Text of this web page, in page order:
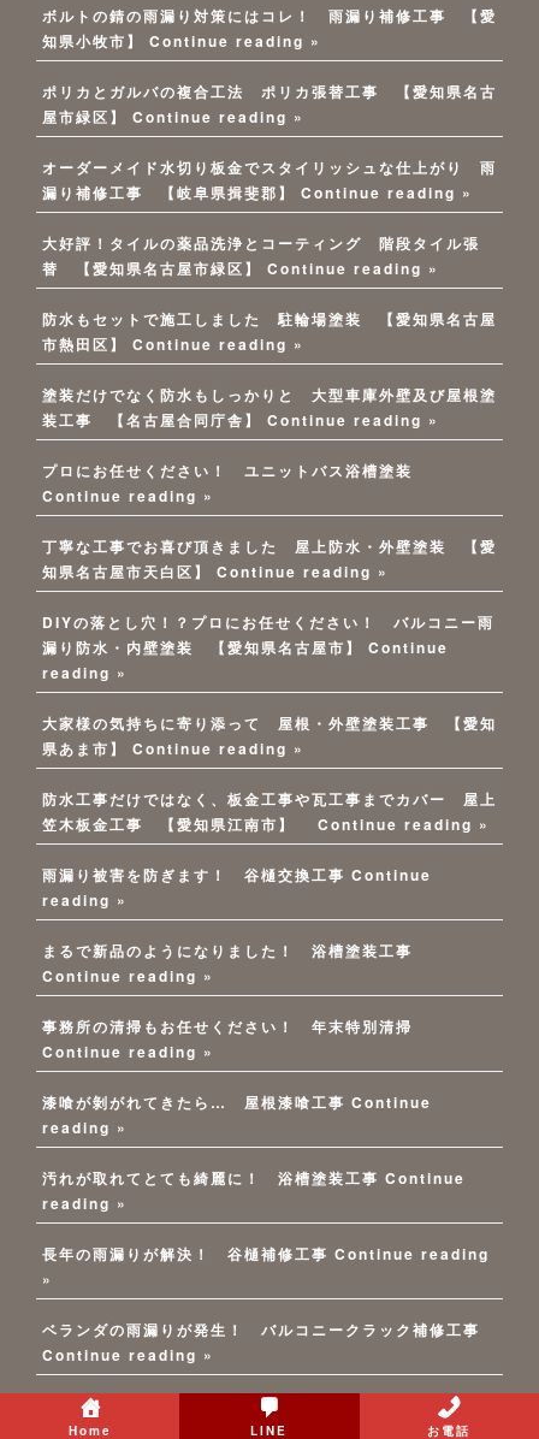
ボルトの錆の雨漏り対策にはコレ！ 雨漏り補修工事 【愛
知県小牧市】
Continue reading »
ポリカとガルバの複合工法 ポリカ張替工事 【愛知県名古
屋市緑区】
Continue reading »
オーダーメイド水切り板金でスタイリッシュな仕上がり 雨
漏り補修工事 【岐阜県揖斐郡】
Continue reading »
大好評！タイルの薬品洗浄とコーティング 階段タイル張
替 【愛知県名古屋市緑区】
Continue reading »
防水もセットで施工しました 駐輪場塗装 【愛知県名古屋
市熱田区】
Continue reading »
塗装だけでなく防水もしっかりと 大型車庫外壁及び屋根塗
装工事 【名古屋合同庁舎】
Continue reading »
プロにお任せください！ ユニットバス浴槽塗装
Continue reading »
丁寧な工事でお喜び頂きました 屋上防水・外壁塗装 【愛
知県名古屋市天白区】
Continue reading »
DIYの落とし穴！？プロにお任せください！ バルコニー雨
漏り防水・内壁塗装 【愛知県名古屋市】
Continue
reading »
大家様の気持ちに寄り添って 屋根・外壁塗装工事 【愛知
県あま市】
Continue reading »
防水工事だけではなく、板金工事や瓦工事までカバー 屋上
笠木板金工事 【愛知県江南市】
Continue reading »
雨漏り被害を防ぎます！ 谷樋交換工事 Continue
reading »
まるで新品のようになりました！ 浴槽塗装工事
Continue reading »
事務所の清掃もお任せください！ 年末特別清掃
Continue reading »
漆喰が剝がれてきたら… 屋根漆喰工事 Continue
reading »
汚れが取れてとても綺麗に！ 浴槽塗装工事 Continue
reading »
長年の雨漏りが解決！ 谷樋補修工事 Continue reading
»
ベランダの雨漏りが発生！ バルコニークラック補修工事
Continue reading »
雨漏り、防水工事のご相談がきっかけで 大規模修繕工事
Continue reading »
Home LINE お電話